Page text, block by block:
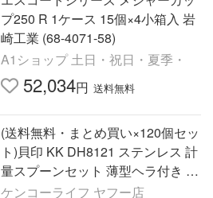
プ250 R 1ケース 15個×4小箱入 岩
崎工業 (68-4071-58)
A1ショップ 土日・祝日・夏季・
52,034円 送料無料
(送料無料・まとめ買い×120個セッ
ト)貝印 KK DH8121 ステンレス 計
量スプーンセット 薄型ヘラ付き 調
理用小物
ケンコーライフ ヤフー店